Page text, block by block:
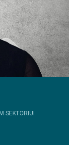
SEKTORIUI